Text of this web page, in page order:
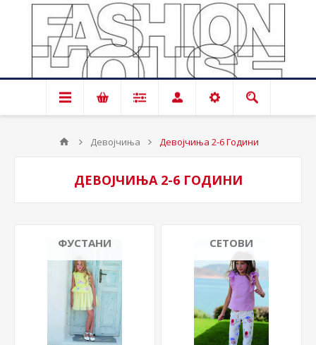
Девојчиња Девојчиња 2-6 Години
ДЕВОЈЧИЊА 2-6 ГОДИНИ
ФУСТАНИ СЕТОВИ